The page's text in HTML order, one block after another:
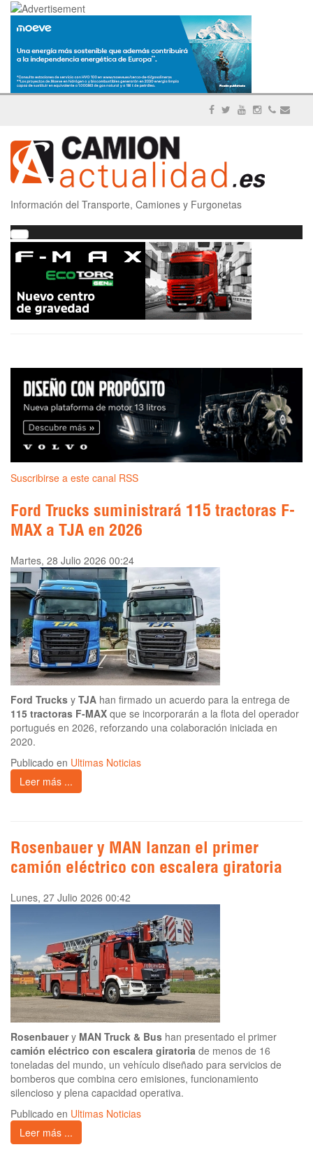
Información del Transporte, Camiones y Furgonetas
Suscribirse a este canal RSS
Ford Trucks suministrará 115 tractoras F-
MAX a TJA en 2026
Martes, 28 Julio 2026 00:24
Ford Trucks y TJA han firmado un acuerdo para la entrega de
115 tractoras F-MAX que se incorporarán a la flota del operador
portugués en 2026, reforzando una colaboración iniciada en
2020.
Publicado en Ultimas Noticias
Leer más ...
Rosenbauer y MAN lanzan el primer
camión eléctrico con escalera giratoria
Lunes, 27 Julio 2026 00:42
Rosenbauery MAN Truck & Bus han presentado el primer
camión eléctrico con escalera giratoria de menos de 16
toneladas del mundo, un vehículo diseñado para servicios de
bomberos que combina cero emisiones, funcionamiento
silencioso y plena capacidad operativa.
Publicado en Ultimas Noticias
Leer más ...